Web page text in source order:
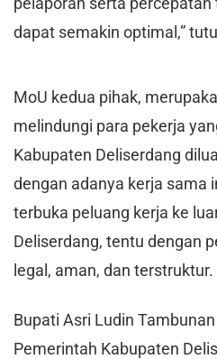
dapat semakin optimal,”
MoU kedua pihak,
melindungi para pekerja
Kabupaten Deliserdang
dengan adanya kerja sama
terbuka peluang kerja ke
Deliserdang, tentu dengan
legal, aman, dan terstruktur.
Bupati Asri Ludin
Pemerintah Kabupaten